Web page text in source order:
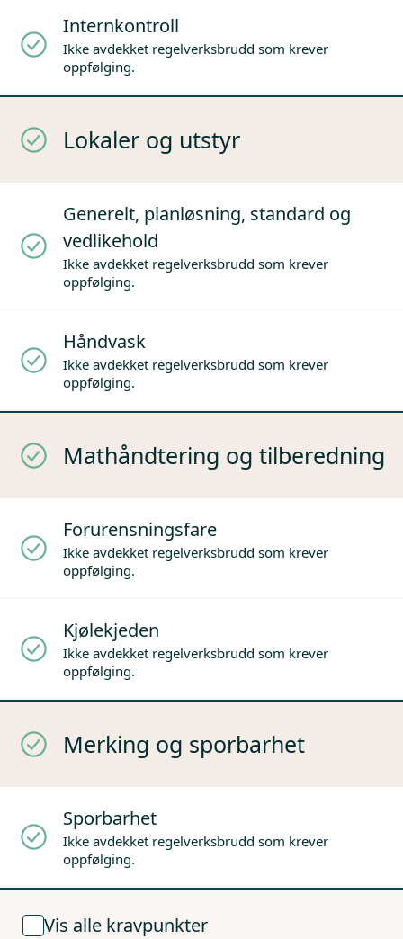
Internkontroll
Ikke avdekket regelverksbrudd som krever
oppfølging.
Lokaler og utstyr
Generelt, planløsning, standard og
vedlikehold
Ikke avdekket regelverksbrudd som krever
oppfølging.
Håndvask
Ikke avdekket regelverksbrudd som krever
oppfølging.
Mathåndtering og tilberedning
Forurensningsfare
Ikke avdekket regelverksbrudd som krever
oppfølging.
Kjølekjeden
Ikke avdekket regelverksbrudd som krever
oppfølging.
Merking og sporbarhet
Sporbarhet
Ikke avdekket regelverksbrudd som krever
oppfølging.
Vis alle kravpunkter